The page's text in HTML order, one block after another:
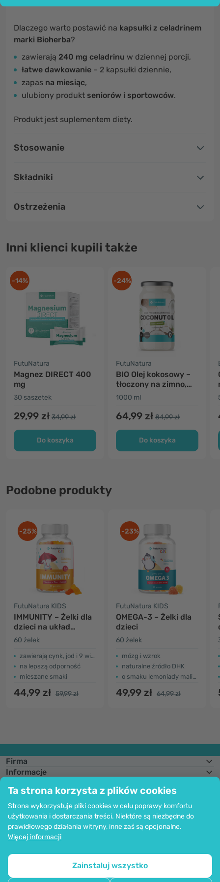
Ta strona korzysta z plików cookies
Strona wykorzystuje pliki cookies w celu poprawy komfortu
użytkowania i dostarczania treści. Niektóre są niezbędne do
prawidłowego działania witryny, inne zaś są opcjonalne.
Więcej informacji
Zainstaluj wszystko
Dlaczego warto postawić na kapsułki z celadrinem
marki Bioherba?
zawierają 240 mg celadrinu w dziennej porcji,
łatwe dawkowanie – 2 kapsułki dziennie,
zapas na miesiąc,
ulubiony produkt seniorów i sportowców.
Produkt jest suplementem diety.
Stosowanie
Składniki
Ostrzeżenia
Inni klienci kupili także
-14%
FutuNatura
Magnez DIRECT 400
mg
30 saszetek
29,99 zł 34,99 zł
Do koszyka
-24%
FutuNatura
BIO Olej kokosowy –
tłoczony na zimno,
nierafinowany
1000 ml
64,99 zł 84,99 zł
Do koszyka
Podobne produkty
-25%
FutuNatura KIDS
IMMUNITY – Żelki dla
dzieci na układ
odpornościowy
60 żelek
zawierają cynk, jod i 9 witamin
na lepszą odporność
mieszane smaki
44,99 zł 59,99 zł
-23%
FutuNatura KIDS
OMEGA-3 – Żelki dla
dzieci
60 żelek
mózg i wzrok
naturalne źródło DHK
o smaku lemoniady malinowej
49,99 zł 64,99 zł
Firma
Informacje
Pomoc i zamówienia
Możliwość opłaty kartą. Bezpieczeństwo danych osobowych zapewnia
kodowanie SSl.
Mapa strony